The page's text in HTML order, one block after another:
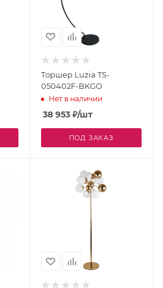
Торшер Luzia TS-
050402F-BKGO
Нет в наличии
38 953₽/шт
ПОД ЗАКАЗ